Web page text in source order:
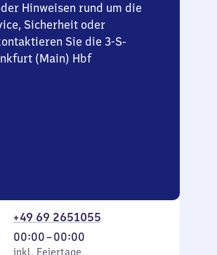
Hinweisen rund um die
Sicherheit oder
Sie die 3-S-
(Main) Hbf
+49 69 2651055
00:00–00:00
Von
inkl. Feiertage